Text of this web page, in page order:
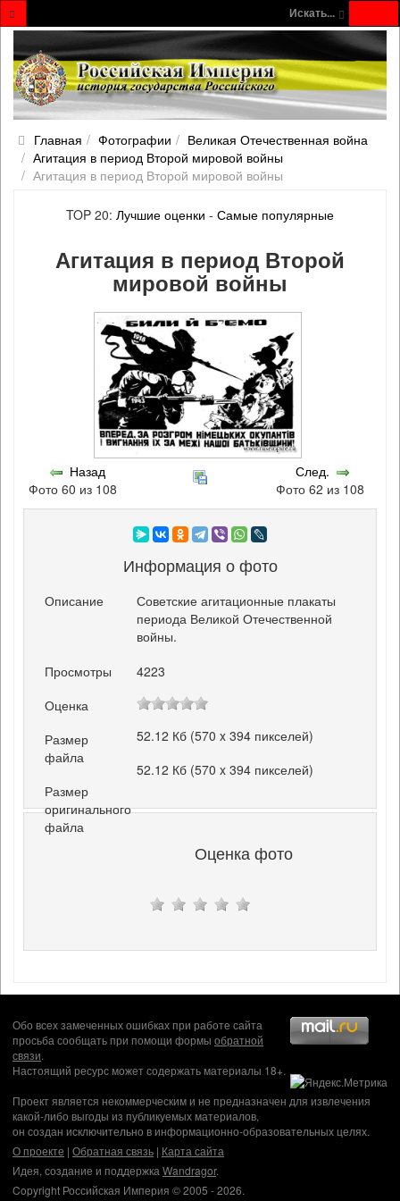
Искать...
Главная Фотографии
Великая Отечественная война
Агитация в период Второй мировой войны
Агитация в период Второй мировой войны
TOP 20: Лучшие оценки - Самые популярные
Агитация в период Второй
мировой войны
Назад
Фото 60 из 108
След.
Фото 62 из 108
Информация о фото
Описание
Советские агитационные плакаты
периода Великой Отечественной
войны.
Просмотры
4223
Оценка
Размер
файла
52.12 Кб (570 x 394 пикселей)
Размер
оригинального
файла
52.12 Кб (570 x 394 пикселей)
Оценка фото
Обо всех замеченных ошибках при работе сайта
просьба сообщать при помощи формы обратной
связи.
Настоящий ресурс может содержать материалы 18+.
Проект является некоммерческим и не предназначен для извлечения
какой-либо выгоды из публикуемых материалов,
он создан исключительно в информационно-образовательных целях.
О проекте | Обратная связь | Карта сайта
Идея, создание и поддержка Wandragor.
Copyright Российская Империя © 2005 - 2026.